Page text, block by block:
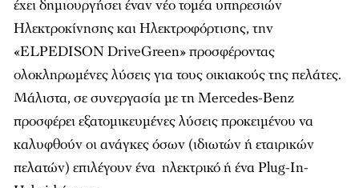
έχει δημιουργήσει έναν νέο τομέα υπηρεσιών
Ηλεκτροκίνησης και Ηλεκτροφόρτισης, την
«ELPEDISON DriveGreen» προσφέροντας
ολοκληρωμένες λύσεις για τους οικιακούς της πελάτες.
Μάλιστα, σε συνεργασία με τη Mercedes-Benz
προσφέρει εξατομικευμένες λύσεις προκειμένου να
καλυφθούν οι ανάγκες όσων (ιδιωτών ή εταιρικών
πελατών) επιλέγουν ένα ηλεκτρικό ή ένα Plug-In-